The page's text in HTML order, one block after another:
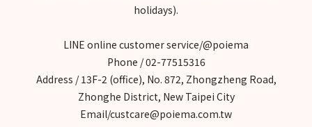
holidays).
LINE online customer service/@poiema
Phone / 02-77515316
Address / 13F-2 (office), No. 872, Zhongzheng Road,
Zhonghe District, New Taipei City
Email/custcare@poiema.com.tw